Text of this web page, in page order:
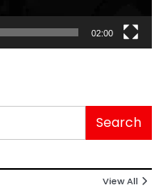
02:00
Search
View All